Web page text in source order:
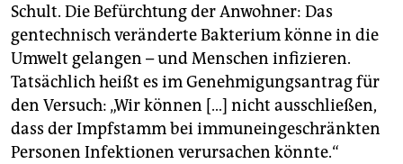
Schult. Die Befürchtung der Anwohner: Das
gentechnisch veränderte Bakterium könne in die
Umwelt gelangen – und Menschen infizieren.
Tatsächlich heißt es im Genehmigungsantrag für
den Versuch: „Wir können […] nicht ausschließen,
dass der Impfstamm bei immuneingeschränkten
Personen Infektionen verursachen könnte.“